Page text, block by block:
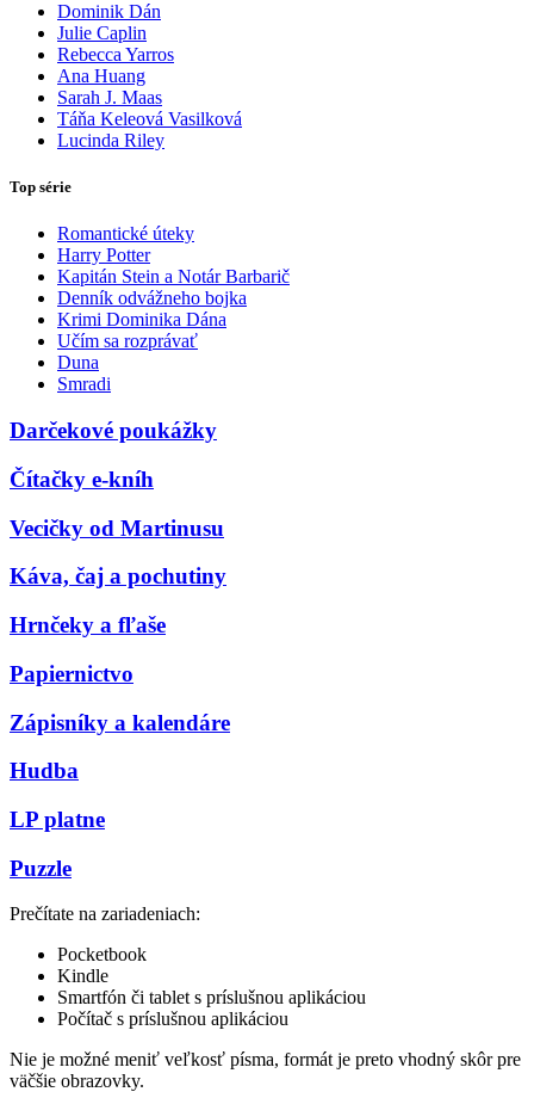
Dominik Dán
Julie Caplin
Rebecca Yarros
Ana Huang
Sarah J. Maas
Táňa Keleová Vasilková
Lucinda Riley
Top série
Romantické úteky
Harry Potter
Kapitán Stein a Notár Barbarič
Denník odvážneho bojka
Krimi Dominika Dána
Učím sa rozprávať
Duna
Smradi
Darčekové poukážky
Čítačky e-kníh
Vecičky od Martinusu
Káva, čaj a pochutiny
Hrnčeky a fľaše
Papiernictvo
Zápisníky a kalendáre
Hudba
LP platne
Puzzle
Prečítate na zariadeniach:
Pocketbook
Kindle
Smartfón či tablet s príslušnou aplikáciou
Počítač s príslušnou aplikáciou
Nie je možné meniť veľkosť písma, formát je preto vhodný skôr pre
väčšie obrazovky.